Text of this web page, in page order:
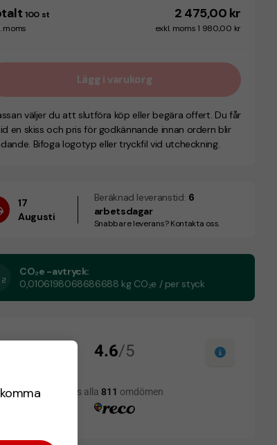
100 st 2 475,00 kr
moms exkl. moms 1 980,00 kr
Lägg i varukorg
väljer du att slutföra köp eller begära offert. Du får
en skiss och pris för godkännande innan ordern blir
Bifoga logotyp eller tryckfil vid utcheckning.
17
Augusti
Beräknad leveranstid: 6
arbetsdagar
Snabbare leverans? Kontakta oss.
CO₂e -avtryck:
0,0106198068686688 kg CO₂e / per styck